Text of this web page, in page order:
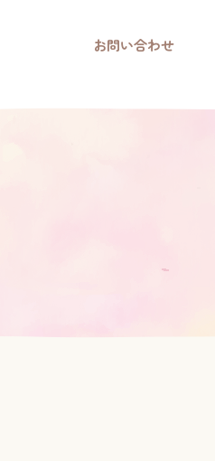
お問い合わせ